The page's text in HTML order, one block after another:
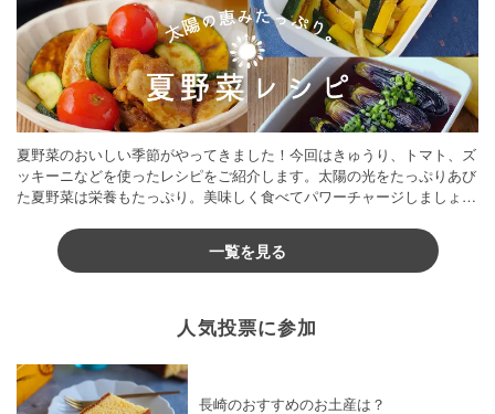
夏野菜のおいしい季節がやってきました！今回はきゅうり、トマト、ズ
ッキーニなどを使ったレシピをご紹介します。太陽の光をたっぷりあび
た夏野菜は栄養もたっぷり。美味しく食べてパワーチャージしましょう
一覧を見る
人気投票に参加
長崎のおすすめのお土産は？